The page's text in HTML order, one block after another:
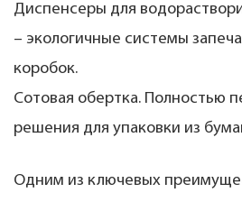
Диспенсеры для
– экологичные системы
коробок.
Сотовая обертка. Полностью
решения для упаковки из
Одним из ключевых